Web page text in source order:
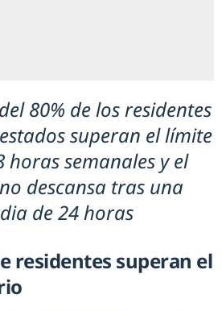
80% de los residentes
superan el límite
horas semanales y el
descansa tras una
de 24 horas
residentes superan el